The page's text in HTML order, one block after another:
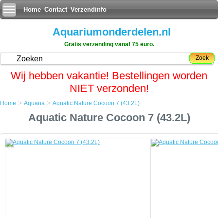
Home Contact Verzendinfo
Aquariumonderdelen.nl
Gratis verzending vanaf 75 euro.
Zoek
Wij hebben vakantie! Bestellingen worden
NIET verzonden!
Aquaria
Aquatic Nature Cocoon 7 (43.2L)
De Cocoon is een functioneel en eigentijds mini aquarium, ontworpen
Home > Aquaria > Aquatic Nature Cocoon 7 (43.2L)
Aquatic Nature Cocoon 7 (43.2L)